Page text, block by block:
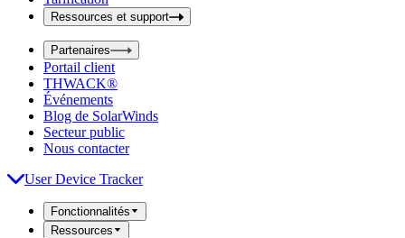
a
r
c
h
b
o
x
Ressources et support
Partenaires
Portail client
THWACK®
Événements
Blog de SolarWinds
Secteur public
Nous contacter
User Device Tracker
Fonctionnalités
Ressources